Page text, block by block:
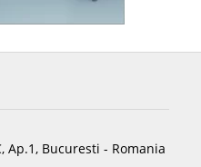
Ap.1, Bucuresti - Romania